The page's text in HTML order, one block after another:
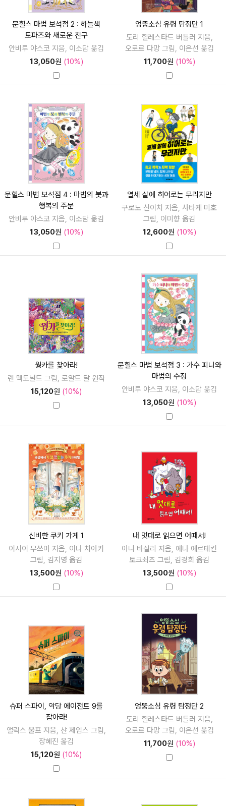
문힐스 마법 보석점 2 : 하늘색
토파즈와 새로운 친구
안비루 야스코 지음, 이소담 옮김
13,050원 (10%)
엉뚱소심 유령 탐정단 1
도리 힐레스타드 버틀러 지음,
오로르 다망 그림, 이은선 옮김
11,700원 (10%)
문힐스 마법 보석점 4 : 마법의 붓과
행복의 주문
안비루 야스코 지음, 이소담 옮김
13,050원 (10%)
열세 살에 히어로는 무리지만
구로노 신이치 지음, 사타케 미호
그림, 이미향 옮김
12,600원 (10%)
웡카를 찾아라!
렌 맥도널드 그림, 로알드 달 원작
15,120원 (10%)
문힐스 마법 보석점 3 : 가수 피니와
마법의 수정
안비루 야스코 지음, 이소담 옮김
13,050원 (10%)
신비한 쿠키 가게 1
이시이 무쓰미 지음, 이다 치아키
그림, 김지영 옮김
13,500원 (10%)
내 멋대로 읽으면 어때서!
아니 바실리 지음, 에다 에르테킨
토크쇠즈 그림, 김경희 옮김
13,500원 (10%)
슈퍼 스파이, 악당 에이전트 9를
잡아라!
앨릭스 울프 지음, 샨 제임스 그림,
장혜진 옮김
15,120원 (10%)
엉뚱소심 유령 탐정단 2
도리 힐레스타드 버틀러 지음,
오로르 다망 그림, 이은선 옮김
11,700원 (10%)